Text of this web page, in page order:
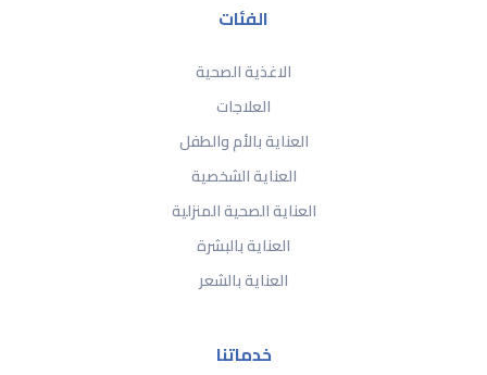
الفئات
الاغذية الصحية
العلاجات
العناية بالأم والطفل
العناية الشخصية
العناية الصحية المنزلية
العناية بالبشرة
العناية بالشعر
خدماتنا